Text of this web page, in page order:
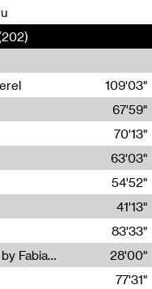
109'03"
67'59"
70'13"
63'03"
54'52"
41'13"
83'33"
Radia Show #1113 : FOSSIL///NOISE by Fabiana Gibim / Wave Farm
28'00"
77'31"